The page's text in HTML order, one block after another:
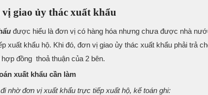
giao ủy thác xuất khẩu
được hiểu là đơn vị có hàng hóa nhưng chưa được nhà
xuất khẩu hộ. Khi đó, đơn vị giao ủy thác xuất khẩu phải trả
đồng thoả thuận của 2 bên.
xuất khẩu cần làm
nhờ đơn vị xuất khẩu trực tiếp xuất hộ, kế toán ghi: